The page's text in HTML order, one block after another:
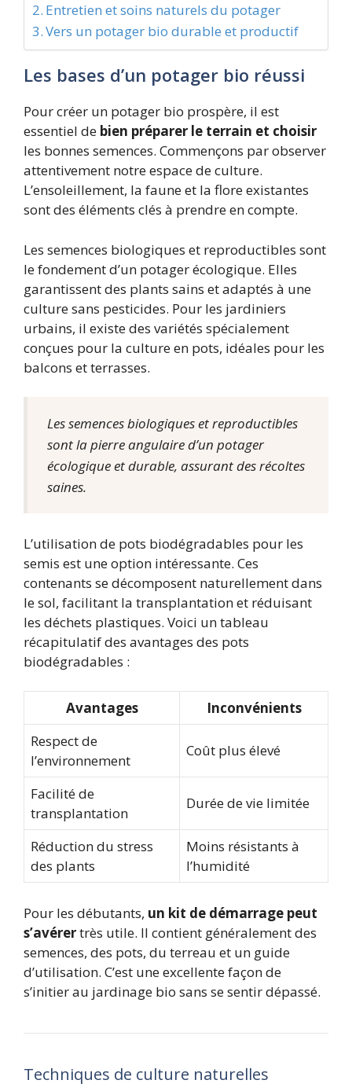
Entretien et soins naturels du potager
Vers un potager bio durable et productif
Les bases d’un potager bio réussi
Pour créer un potager bio prospère, il est
essentiel de bien préparer le terrain et choisir
les bonnes semences. Commençons par observer
attentivement notre espace de culture.
L’ensoleillement, la faune et la flore existantes
sont des éléments clés à prendre en compte.
Les semences biologiques et reproductibles sont
le fondement d’un potager écologique. Elles
garantissent des plants sains et adaptés à une
culture sans pesticides. Pour les jardiniers
urbains, il existe des variétés spécialement
conçues pour la culture en pots, idéales pour les
balcons et terrasses.
Les semences biologiques et reproductibles
sont la pierre angulaire d’un potager
écologique et durable, assurant des récoltes
saines.
L’utilisation de pots biodégradables pour les
semis est une option intéressante. Ces
contenants se décomposent naturellement dans
le sol, facilitant la transplantation et réduisant
les déchets plastiques. Voici un tableau
récapitulatif des avantages des pots
biodégradables :
Avantages
Inconvénients
Respect de
l’environnement
Coût plus élevé
Facilité de
transplantation
Durée de vie limitée
Réduction du stress
des plants
Moins résistants à
l’humidité
Pour les débutants, un kit de démarrage peut
s’avérertrès utile. Il contient généralement des
semences, des pots, du terreau et un guide
d’utilisation. C’est une excellente façon de
s’initier au jardinage bio sans se sentir dépassé.
Techniques de culture naturelles